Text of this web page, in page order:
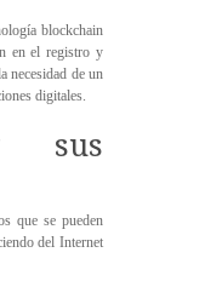
blockchain
en el registro y
necesidad de un
digitales.
sus
que se pueden
del Internet